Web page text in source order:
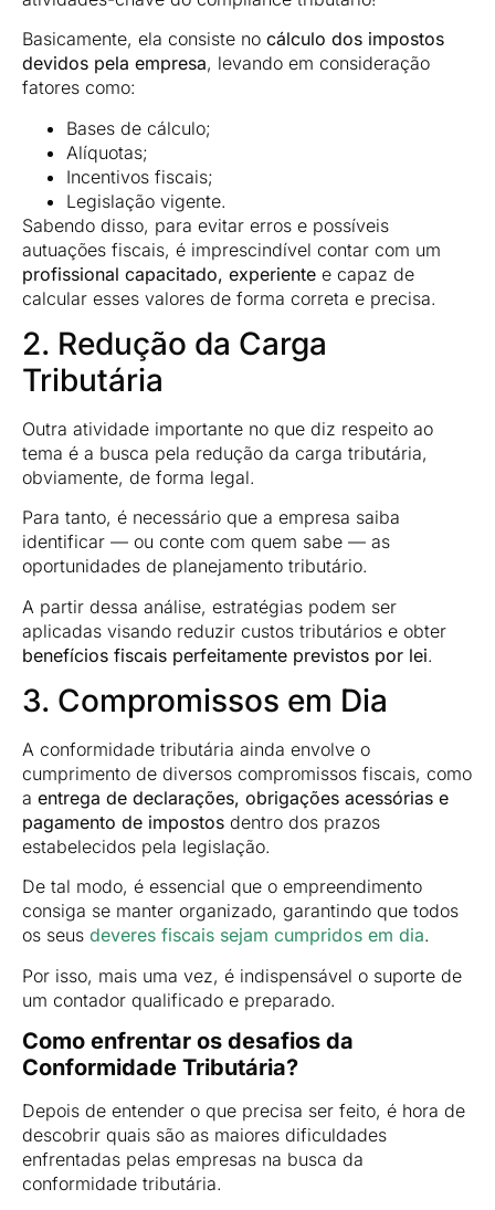
Basicamente, ela consiste no cálculo dos impostos
devidos pela empresa, levando em consideração
fatores como:
Bases de cálculo;
Alíquotas;
Incentivos fiscais;
Legislação vigente.
Sabendo disso, para evitar erros e possíveis
autuações fiscais, é imprescindível contar com um
profissional capacitado, experiente e capaz de
calcular esses valores de forma correta e precisa.
2. Redução da Carga
Tributária
Outra atividade importante no que diz respeito ao
tema é a busca pela redução da carga tributária,
obviamente, de forma legal.
Para tanto, é necessário que a empresa saiba
identificar — ou conte com quem sabe — as
oportunidades de planejamento tributário.
A partir dessa análise, estratégias podem ser
aplicadas visando reduzir custos tributários e obter
benefícios fiscais perfeitamente previstos por lei.
3. Compromissos em Dia
A conformidade tributária ainda envolve o
cumprimento de diversos compromissos fiscais, como
a entrega de declarações, obrigações acessórias e
pagamento de impostos dentro dos prazos
estabelecidos pela legislação.
De tal modo, é essencial que o empreendimento
consiga se manter organizado, garantindo que todos
os seus deveres fiscais sejam cumpridos em dia.
Por isso, mais uma vez, é indispensável o suporte de
um contador qualificado e preparado.
Como enfrentar os desafios da
Conformidade Tributária?
Depois de entender o que precisa ser feito, é hora de
descobrir quais são as maiores dificuldades
enfrentadas pelas empresas na busca da
conformidade tributária.